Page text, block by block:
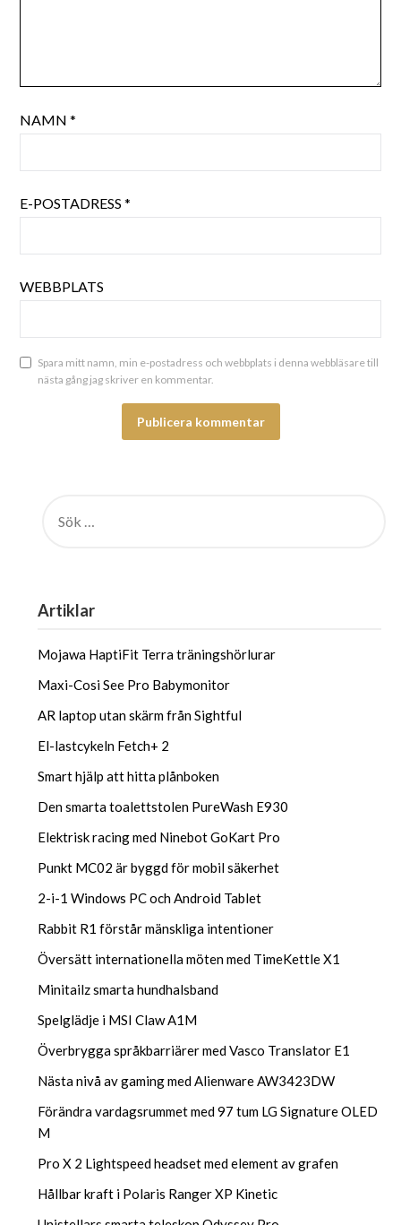
NAMN*
E-POSTADRESS*
WEBBPLATS
Spara mitt namn, min e-postadress och webbplats i denna webbläsare till
nästa gång jag skriver en kommentar.
Artiklar
Mojawa HaptiFit Terra träningshörlurar
Maxi-Cosi See Pro Babymonitor
AR laptop utan skärm från Sightful
El-lastcykeln Fetch+ 2
Smart hjälp att hitta plånboken
Den smarta toalettstolen PureWash E930
Elektrisk racing med Ninebot GoKart Pro
Punkt MC02 är byggd för mobil säkerhet
2-i-1 Windows PC och Android Tablet
Rabbit R1 förstår mänskliga intentioner
Översätt internationella möten med TimeKettle X1
Minitailz smarta hundhalsband
Spelglädje i MSI Claw A1M
Överbrygga språkbarriärer med Vasco Translator E1
Nästa nivå av gaming med Alienware AW3423DW
Förändra vardagsrummet med 97 tum LG Signature OLED
M
Pro X 2 Lightspeed headset med element av grafen
Hållbar kraft i Polaris Ranger XP Kinetic